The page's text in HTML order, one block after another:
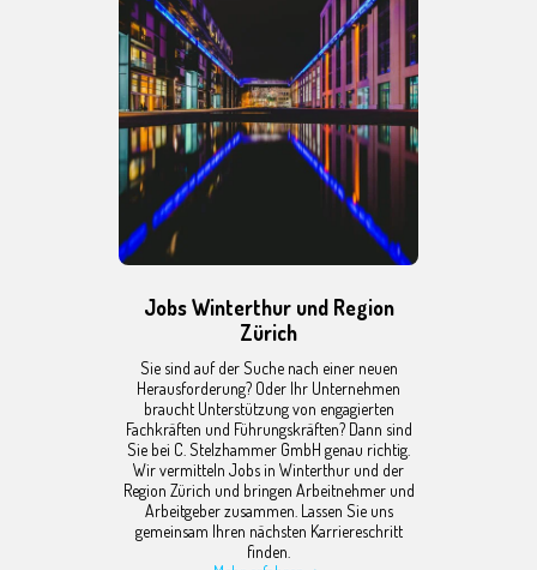
Jobs Winterthur und Region
Zürich
Sie sind auf der Suche nach einer neuen
Herausforderung? Oder Ihr Unternehmen
braucht Unterstützung von engagierten
Fachkräften und Führungskräften? Dann sind
Sie bei C. Stelzhammer GmbH genau richtig.
Wir vermitteln Jobs in Winterthur und der
Region Zürich und bringen Arbeitnehmer und
Arbeitgeber zusammen. Lassen Sie uns
gemeinsam Ihren nächsten Karriereschritt
finden.